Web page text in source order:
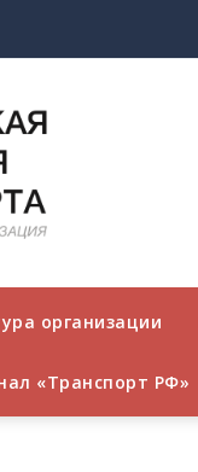
организации
«Транспорт РФ»